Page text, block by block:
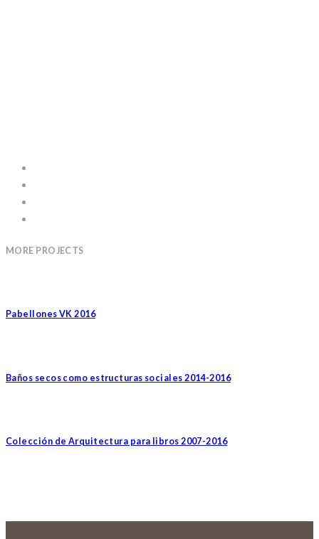
MORE PROJECTS
Pabellones VK 2016
Baños secos como estructuras sociales 2014-2016
Colección de Arquitectura para libros 2007-2016